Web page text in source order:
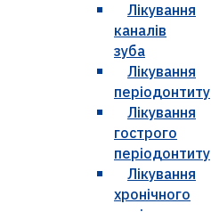
Лікування
каналів
зуба
Лікування
періодонтиту
Лікування
гострого
періодонтиту
Лікування
хронічного